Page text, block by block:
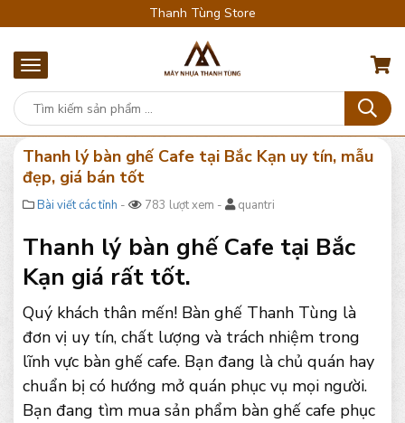
Thanh Tùng Store
Thanh lý bàn ghế Cafe tại Bắc Kạn uy tín, mẫu
đẹp, giá bán tốt
Bài viết các tỉnh - 783 lượt xem - quantri
Thanh lý bàn ghế Cafe tại Bắc
Kạn giá rất tốt.
Quý khách thân mến! Bàn ghế Thanh Tùng là
đơn vị uy tín, chất lượng và trách nhiệm trong
lĩnh vực bàn ghế cafe. Bạn đang là chủ quán hay
chuẩn bị có hướng mở quán phục vụ mọi người.
Bạn đang tìm mua sản phẩm bàn ghế cafe phục